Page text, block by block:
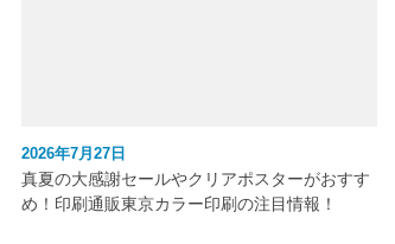
2026年7月27日
真夏の大感謝セールやクリアポスターがおすす
め！印刷通販東京カラー印刷の注目情報！